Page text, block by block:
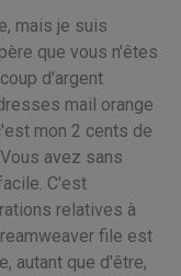
mais je suis
que vous n'êtes
d'argent
mail orange
mon 2 cents de
avez sans
C'est
relatives à
file est
autant que d'être,